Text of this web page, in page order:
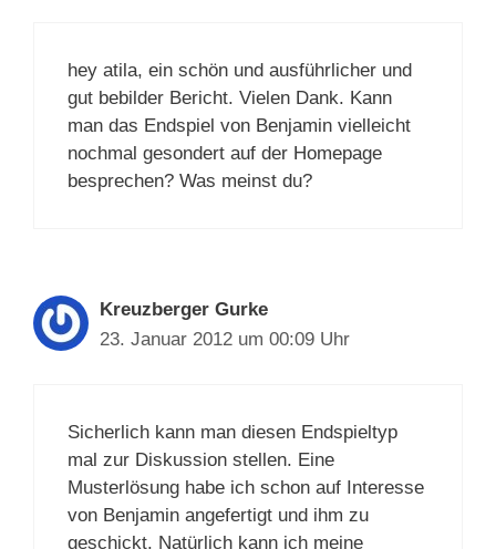
hey atila, ein schön und ausführlicher und
gut bebilder Bericht. Vielen Dank. Kann
man das Endspiel von Benjamin vielleicht
nochmal gesondert auf der Homepage
besprechen? Was meinst du?
Kreuzberger Gurke
23. Januar 2012 um 00:09 Uhr
Sicherlich kann man diesen Endspieltyp
mal zur Diskussion stellen. Eine
Musterlösung habe ich schon auf Interesse
von Benjamin angefertigt und ihm zu
geschickt. Natürlich kann ich meine